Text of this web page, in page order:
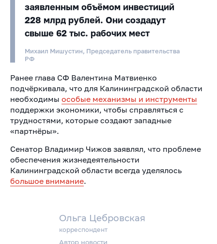
Ольга Цебровская
корреспондент
Автор новости
заявленным объёмом инвестиций
228 млрд рублей. Они создадут
свыше 62 тыс. рабочих мест
Михаил Мишустин, Председатель правительства
РФ
Ранее глава СФ Валентина Матвиенко
подчёркивала, что для Калининградской области
необходимы особые механизмы и инструменты
поддержки экономики, чтобы справляться с
трудностями, которые создают западные
«партнёры».
Сенатор Владимир Чижов заявлял, что проблеме
обеспечения жизнедеятельности
Калининградской области всегда уделялось
большое внимание.